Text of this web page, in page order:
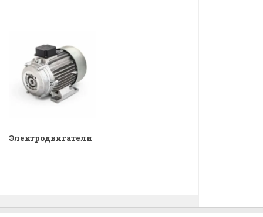
Электродвигатели